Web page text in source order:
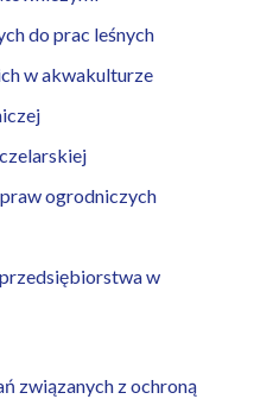
do prac leśnych
w akwakulturze
ogrodniczych
w
związanych z ochroną